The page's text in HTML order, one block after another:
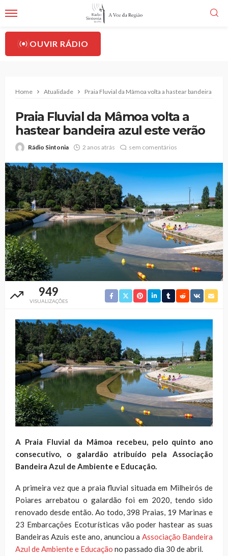
OUVIR RÁDIO
Home Atualidade Praia Fluvial da Mâmoa volta a hastear bandeira azul
Praia Fluvial da Mâmoa volta a
hastear bandeira azul este verão
Rádio Sintonia 2 anos atrás sem comentários
949
VISUALIZAÇÕES
A Praia Fluvial da Mâmoa recebeu, pelo quinto ano
consecutivo, o galardão atribuído pela Associação
Bandeira Azul de Ambiente e Educação.
A primeira vez que a praia fluvial situada em Milheirós de
Poiares arrebatou o galardão foi em 2020, tendo sido
renovado desde então. Ao todo, 398 Praias, 19 Marinas e
23 Embarcações Ecoturísticas vão poder hastear as suas
Bandeiras Azuis este ano, anunciou a Associação Bandeira
Azul de Ambiente e Educação no passado dia 30 de abril.